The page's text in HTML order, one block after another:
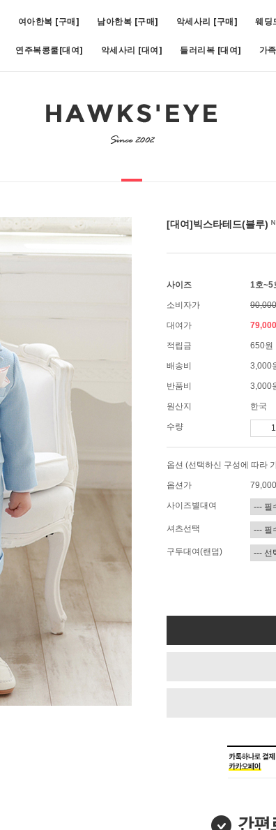
여아한복 [구매] 남아한복 [구매] 악세사리 [구매] 웨딩
연주복콩쿨[대여] 악세사리 [대여] 들러리복 [대여] 가
[대여]쥬비화이트(1호~11호) [대여]아스터슬림턱시도(1호
[대여]빅스타테드(블루)
사이즈 1호~5
소비자가
대여가
적립금 650원
배송비 3,000
반품비 3,000
원산지 한국
수량
옵션 (선택하신 구성에 따라
옵션가 79,000
사이즈별대여
셔츠선택
구두대여(랜덤)